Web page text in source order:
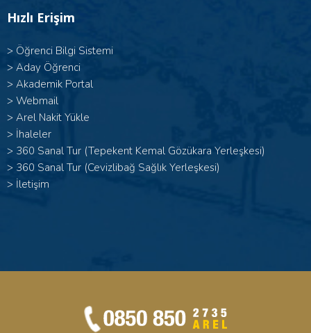
Hızlı Erişim
> Öğrenci Bilgi Sistemi
> Aday Öğrenci
> Akademik Portal
> Webmail
> Arel Nakit Yükle
> İhaleler
> 360 Sanal Tur (Tepekent Kemal Gözükara Yerleşkesi)
> 360 Sanal Tur (Cevizlibağ Sağlık Yerleşkesi)
> İletişim